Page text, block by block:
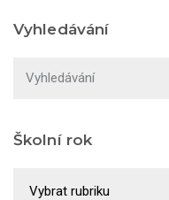
Vyhledávání
Školní rok